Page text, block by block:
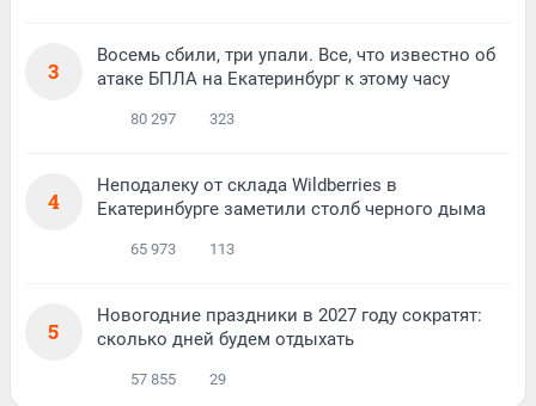
3
Восемь сбили, три упали. Все, что известно об
атаке БПЛА на Екатеринбург к этому часу
80 297 323
4
Неподалеку от склада Wildberries в
Екатеринбурге заметили столб черного дыма
65 973 113
5
Новогодние праздники в 2027 году сократят:
сколько дней будем отдыхать
57 855 29